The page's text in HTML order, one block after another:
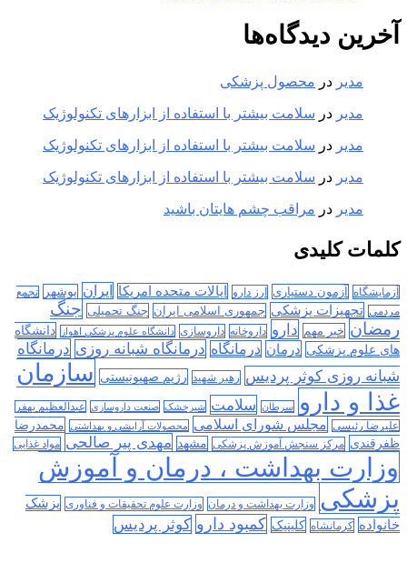
آخرین دیدگاه‌ها
مدیر در محصول پزشکی
مدیر در سلامت بیشتر با استفاده از ابزارهای تکنولوژیک
مدیر در سلامت بیشتر با استفاده از ابزارهای تکنولوژیک
مدیر در سلامت بیشتر با استفاده از ابزارهای تکنولوژیک
مدیر در مراقب چشم هایتان باشید
کلمات کلیدی
آزمایشگاه آزمون دستیاری ارز دارو ایالات متحده امریکا ایران بوشهر
تجمع
مردمی تجهیزات پزشکی جمهوری اسلامی ایران جنگ تحمیلی جنگ
رمضان خبر مهم دارو داروخانه داروسازی دانشگاه علوم پزشکی اهواز
دانشگاه
های علوم پزشکی درمان درمانگاه درمانگاه شبانه روزی درمانگاه
شبانه روزی کوثر پردیس رهبر شهید رژیم صهیونیستی سازمان
غذا و دارو
سرطان سلامت شیرخشک صنعت داروسازی عبدالعظیم بهفر
علیرضا رئیسی مجلس شورای اسلامی محصولات آرایشی و بهداشتی محمدرضا
ظفرقندی مرکز سنجش آموزش پزشکی مشهد مهدی پیر صالحی مواد غذایی
وزارت بهداشت ، درمان و آموزش
پزشکی وزارت بهداشت و درمان وزارت علوم تحقیقات و فناوری پزشک
خانواده کرمانشاه کلینیک کمبود دارو کوثر پردیس